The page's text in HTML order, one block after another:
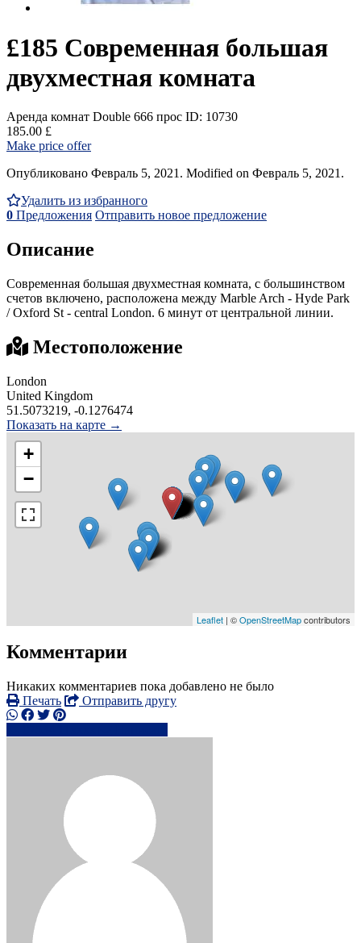
£185 Современная большая
двухместная комната
Аренда комнат Double 666 прос ID: 10730
185.00 £
Make price offer
Опубликовано Февраль 5, 2021. Modified on Февраль 5, 2021.
Удалить из избранного
0 Предложения Отправить новое предложение
Описание
Современная большая двухместная комната, с большинством
счетов включено, расположена между Marble Arch - Hyde Park
/ Oxford St - central London. 6 минут от центральной линии.
Местоположение
London
United Kingdom
51.5073219, -0.1276474
Показать на карте →
+
−
Leaflet | ©OpenStreetMapcontributors
Комментарии
Никаких комментариев пока добавлено не было
Печать
Отправить другу